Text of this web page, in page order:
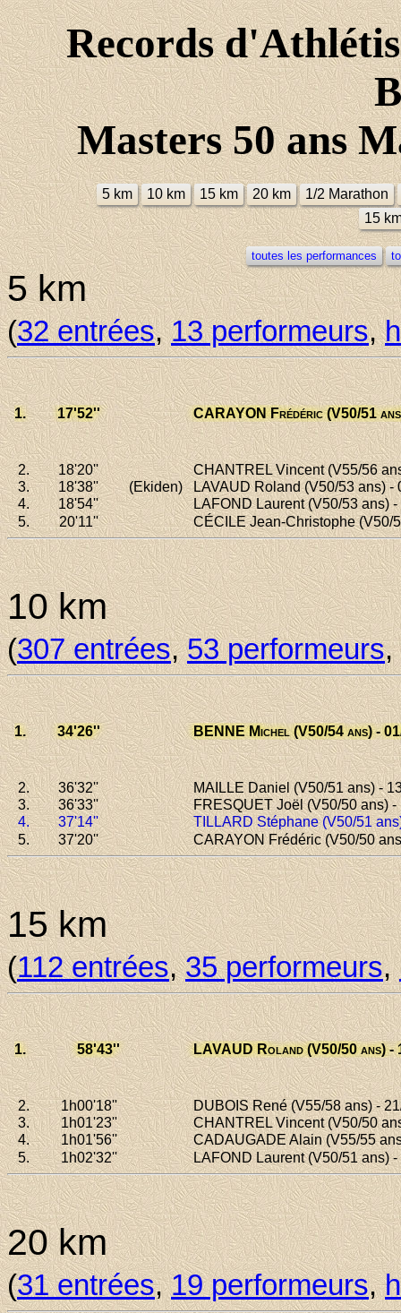
Records
Masters 50 ans
5 km 10 km 15 km 20 km
1/2 Marathon
15
toutes les performances
5 km
(32 entrées,13 performeurs,
1. 17'52'' CARAYON Frédéric(V50/51
2. 18'20'' CHANTREL Vincent(V55/56
3.
18'38'' (Ekiden) LAVAUD Roland(V50/53 ans) -
4.
18'54'' LAFOND Laurent(V50/53 ans) -
5.
20'11'' CÉCILE Jean-Christophe(V50/
10 km
(307 entrées,53 performeurs,
1. 34'26'' BENNE Michel(V50/54 ans) -
2. 36'32'' MAILLE Daniel (V50/51 ans) -
3.
36'33'' FRESQUET Joël(V50/50 ans) -
4.
37'14'' TILLARD Stéphane(V50/51
5.
37'20'' CARAYON Frédéric(V50/50
15 km
(112 entrées,35 performeurs,
1. 58'43'' LAVAUD Roland(V50/50 ans) -
2. 1h00'18'' DUBOIS René(V55/58 ans) -
3.
1h01'23'' CHANTREL Vincent(V50/50
4.
1h01'56'' CADAUGADE Alain(V55/55
5.
1h02'32'' LAFOND Laurent(V50/51 ans) -
20 km
(31 entrées,19 performeurs,